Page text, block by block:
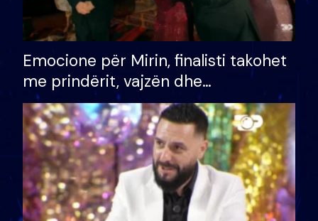
Emocione për Mirin, finalisti takohet
me prindërit, vajzën dhe
bashkëshorten: S’kemi ndonjë letër
divorci apo jo?